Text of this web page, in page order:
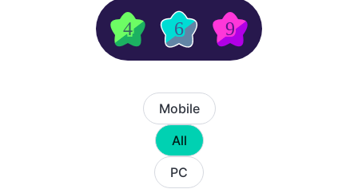
4 6 9
Mobile
All
PC